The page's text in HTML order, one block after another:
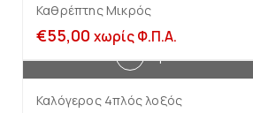
Καθρέπτης Μικρός
€55,00 χωρίς Φ.Π.Α.
Καλόγερος 4πλός λοξός